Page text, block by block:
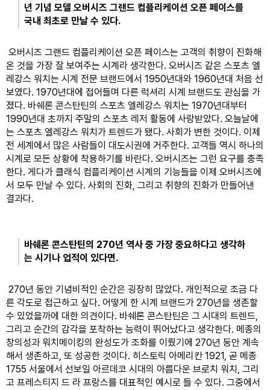
년 기념 모델 오버시즈 그랜드 컴플리케이션 오픈 페이스를
국내 최초로 만날 수 있다.
온 것을 가장 잘 보여주는 시계라 생각한다. 오버시즈 같은 스포츠 엘
레강스 워치는 시계 전문 브랜드에서 1950년대와 1960년대 처음 선
보였다. 1970년대에 접어들며 다른 럭셔리 시계 브랜드도 관심을 가
졌다. 바쉐론 콘스탄틴의 스포츠 엘레강스 워치는 1970년대부터
1990년대 초까지 주말의 스포츠 레저 활동에 사랑받았다. 오늘날에
는 스포츠 엘레강스 워치가 트렌드가 됐다. 사회가 변한 것이다. 이제
전 세계에서 많은 사람들이 대도시권에 거주한다. 고객들 역시 하나의
시계로 모든 상황에 착용하기를 바란다. 오버시즈는 그런 요구를 충족
한다. 게다가 클래식 컴플리케이션 시계의 기능들을 이제 오버시즈에
서 모두 만날 수 있다. 사회의 진화, 그리고 취향의 진화가 만들어낸
결과다.
바쉐론 콘스탄틴의 270년 역사 중 가장 중요하다고 생각하
는 시기나 업적이 있다면.
른 각도로 접근하고 싶다. 어떻게 한 시계 브랜드가 270년을 생존할
수 있었을까에 대한 의견이다. 바쉐론 콘스탄틴은 그 시대의 트렌드,
그리고 순간의 감각을 포착하는 능력이 뛰어났다고 생각한다. 메종의
창의성과 워치메이킹의 완성도가 조화를 이뤘기에 270년 동안 계속
해서 생존하고, 또 성공한 것이다. 히스토릭 아메리칸 1921, 곧 메종
1755 서울에서 선보일 아르데코 시대의 아름다운 브로치 워치, 그리
고 프레스티지 드 라 프랑스를 대표적인 예시로 들 수 있다. 그중에서